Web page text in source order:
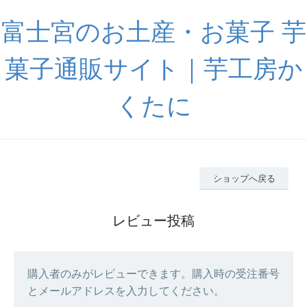
富士宮のお土産・お菓子 芋
菓子通販サイト｜芋工房か
くたに
ショップへ戻る
レビュー投稿
購入者のみがレビューできます。購入時の受注番号
とメールアドレスを入力してください。